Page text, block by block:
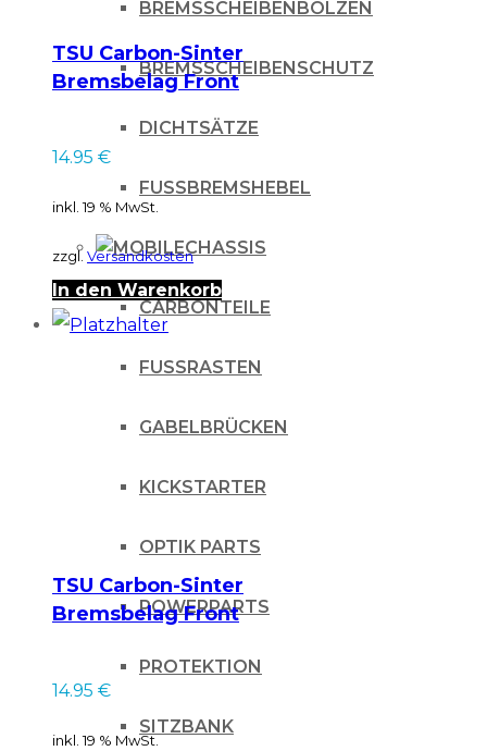
BREMSSCHEIBENBOLZEN
BREMSSCHEIBENSCHUTZ
DICHTSÄTZE
FUSSBREMSHEBEL
CHASSIS
CARBONTEILE
FUSSRASTEN
GABELBRÜCKEN
KICKSTARTER
OPTIK PARTS
POWERPARTS
PROTEKTION
SITZBANK
TSU Carbon-Sinter
Bremsbelag Front
14.95 €
inkl. 19 % MwSt.
zzgl. Versandkosten
In den Warenkorb
TSU Carbon-Sinter
Bremsbelag Front
Husqvarna – BS746
14.95 €
inkl. 19 % MwSt.